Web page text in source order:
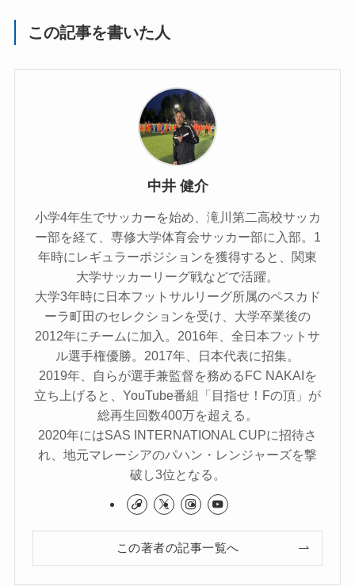
この記事を書いた人
中井 健介
小学4年生でサッカーを始め、滝川第二高校サッカ
ー部を経て、専修大学体育会サッカー部に入部。1
年時にレギュラーポジションを獲得すると、関東
大学サッカーリーグ戦などで活躍。
大学3年時に日本フットサルリーグ所属のペスカド
ーラ町田のセレクションを受け、大学卒業後の
2012年にチームに加入。2016年、全日本フットサ
ル選手権優勝。2017年、日本代表に招集。
2019年、自らが選手兼監督を務めるFC NAKAIを
立ち上げると、YouTube番組「目指せ！Fの頂」が
総再生回数400万を超える。
2020年にはSAS INTERNATIONAL CUPに招待さ
れ、地元マレーシアのパハン・レンジャーズを撃
破し3位となる。
この著者の記事一覧へ